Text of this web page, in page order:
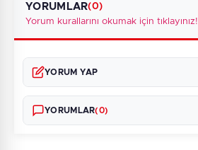
YORUMLAR(0)
Yorum kurallarını okumak için tıklayınız!
YORUM YAP
YORUMLAR(0)